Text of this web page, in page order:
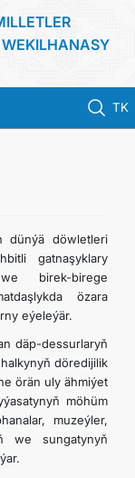
TK
dünýä döwletleri
gatnaşyklary
birek-birege
özara
eýeleýär.
däp-dessurlaryň
döredijilik
örän uly ähmiýet
möhüm
muzeýler,
we sungatynyň